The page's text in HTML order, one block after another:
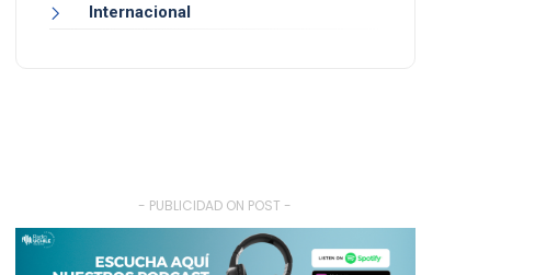
Internacional
- PUBLICIDAD ON POST -